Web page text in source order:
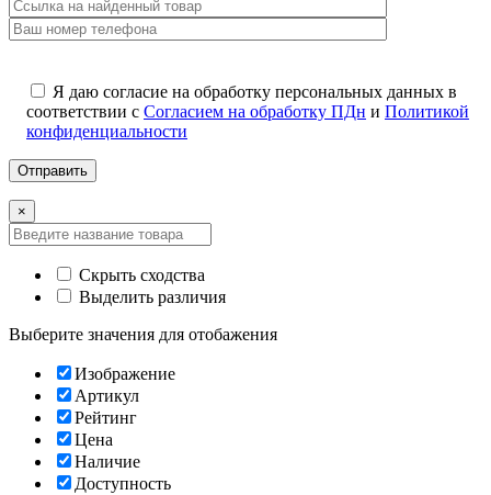
Я даю согласие на обработку персональных данных в
соответствии с Согласием на обработку ПДн и Политикой
конфиденциальности
×
Скрыть сходства
Выделить различия
Выберите значения для отобажения
Изображение
Артикул
Рейтинг
Цена
Наличие
Доступность